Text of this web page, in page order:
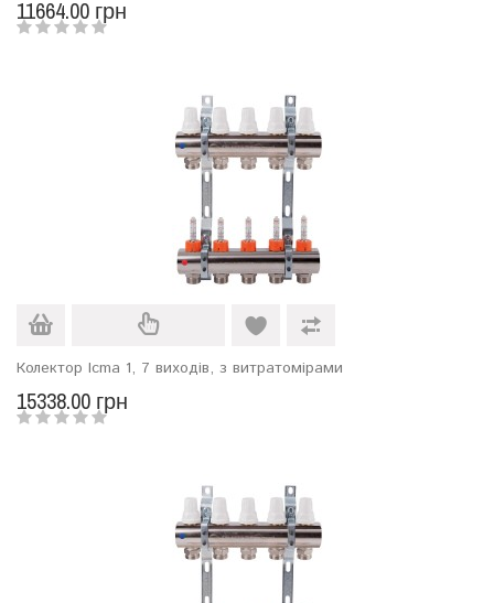
11664.00 грн
Колектор Icma 1, 7 виходів, з витратомірами
15338.00 грн